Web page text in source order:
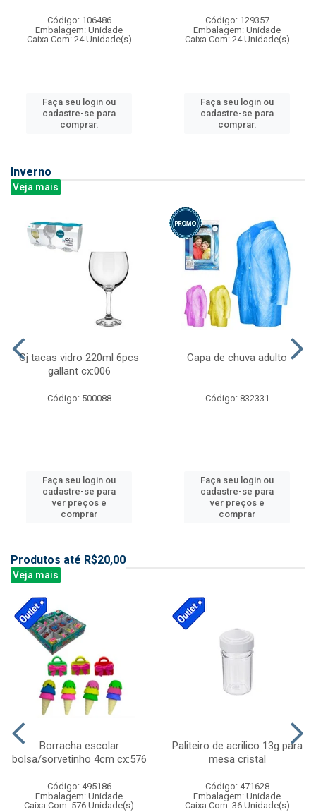
Código: 106486
Embalagem: Unidade
Caixa Com: 24 Unidade(s)
Faça seu login ou
cadastre-se para
comprar.
Código: 129357
Embalagem: Unidade
Caixa Com: 24 Unidade(s)
Faça seu login ou
cadastre-se para
comprar.
Inverno
Veja mais
Cj tacas vidro 220ml 6pcs
gallant cx:006
Código: 500088
Faça seu login ou
cadastre-se para
ver preços e
comprar
Capa de chuva adulto
Código: 832331
Faça seu login ou
cadastre-se para
ver preços e
comprar
Produtos até R$20,00
Veja mais
Borracha escolar
bolsa/sorvetinho 4cm cx:576
Código: 495186
Embalagem: Unidade
Caixa Com: 576 Unidade(s)
Paliteiro de acrilico 13g para
mesa cristal
Código: 471628
Embalagem: Unidade
Caixa Com: 36 Unidade(s)